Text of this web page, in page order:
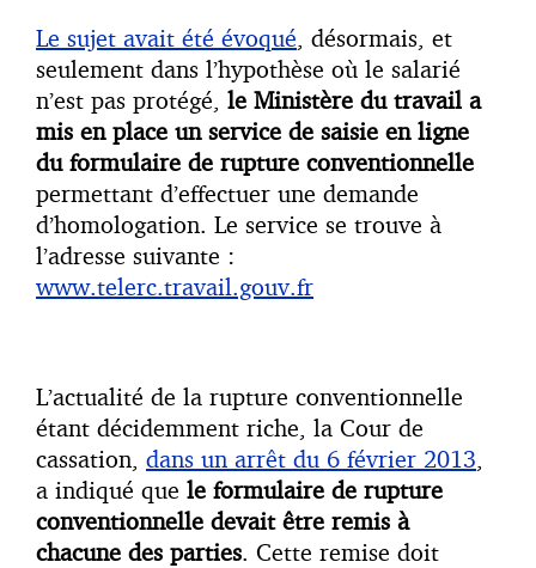
Le sujet avait été évoqué, désormais, et
seulement dans l’hypothèse où le salarié
n’est pas protégé, le Ministère du travail a
mis en place un service de saisie en ligne
du formulaire de rupture conventionnelle
permettant d’effectuer une demande
d’homologation. Le service se trouve à
l’adresse suivante :
www.telerc.travail.gouv.fr
L’actualité de la rupture conventionnelle
étant décidemment riche, la Cour de
cassation, dans un arrêt du 6 février 2013,
a indiqué que le formulaire de rupture
conventionnelle devait être remis à
chacune des parties. Cette remise doit